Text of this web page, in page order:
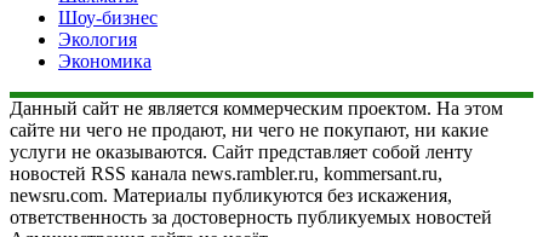
Шоу-бизнес
Экология
Экономика
Данный сайт не является коммерческим проектом. На этом
сайте ни чего не продают, ни чего не покупают, ни какие
услуги не оказываются. Сайт представляет собой ленту
новостей RSS канала news.rambler.ru, kommersant.ru,
newsru.com. Материалы публикуются без искажения,
ответственность за достоверность публикуемых новостей